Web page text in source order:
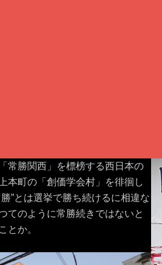
常勝関西」を標榜する西日本の
本町の「創価学会村」を徘徊し
”とは選挙で勝ち続けるに相違な
てのように常勝続きではないと
とか。